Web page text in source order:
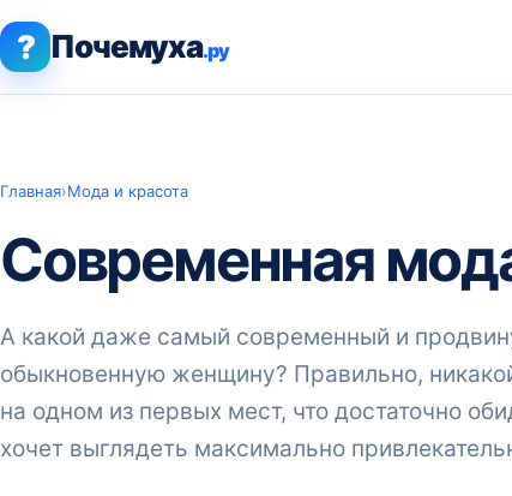
? Почемуха.ру
Главная›Мода и красота
Современная
А какой даже самый современный и
обыкновенную женщину? Правильно,
на одном из первых мест, что достаточно
хочет выглядеть максимально